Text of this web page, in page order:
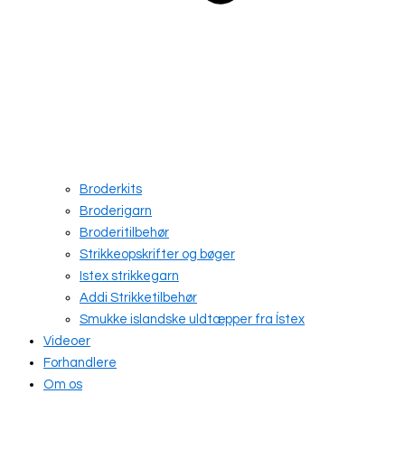
Broderkits
Broderigarn
Broderitilbehør
Strikkeopskrifter og bøger
Istex strikkegarn
Addi Strikketilbehør
Smukke islandske uldtæpper fra Ístex
Videoer
Forhandlere
Om os